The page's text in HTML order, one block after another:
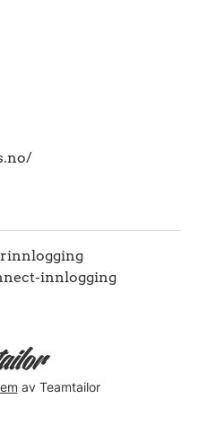
innlogging
av Teamtailor